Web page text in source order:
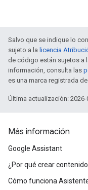
Salvo que se indique lo
sujeto a la licencia
de código están sujetos a
información, consulta las
es una marca registrada
Última actualización: 2026-
Más información
Google Assistant
¿Por qué crear
Cómo funciona